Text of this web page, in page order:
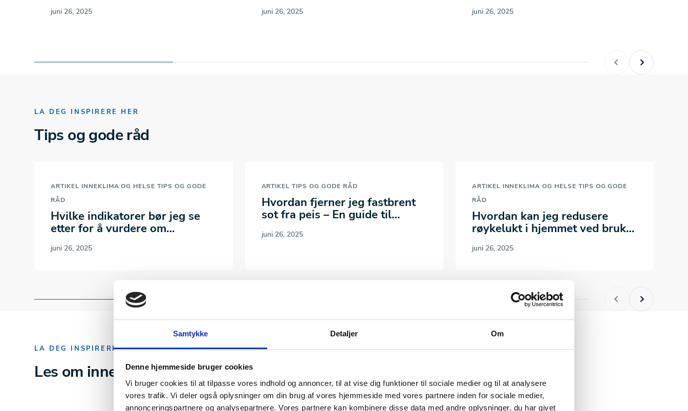
Samtykke Detaljer Om
Denne hjemmeside bruger cookies
Vi bruger cookies til at tilpasse vores indhold og annoncer, til at vise dig funktioner til sociale medier og til at analysere
vores trafik. Vi deler også oplysninger om din brug af vores hjemmeside med vores partnere inden for sociale medier,
annonceringspartnere og analysepartnere. Vores partnere kan kombinere disse data med andre oplysninger, du har givet
juni 26, 2025 juni 26, 2025 juni 26, 2025
LA DEG INSPIRERE HER
Tips og gode råd
ARTIKEL INNEKLIMA OG HELSETIPS OG GODE
RÅD
Hvilke indikatorer bør jeg se
etter for å vurdere om
juni 26, 2025
ARTIKELTIPS OG GODE RÅD
Hvordan fjerner jeg fastbrent
sot fra peis – En guide til…
juni 26, 2025
ARTIKEL INNEKLIMA OG HELSE TIPS OG GODE
RÅD
Hvordan kan jeg redusere
røykelukt i hjemmet ved bruk
juni 26, 2025
LA DEG INSPIRERE HER
Les om inneklima og helse